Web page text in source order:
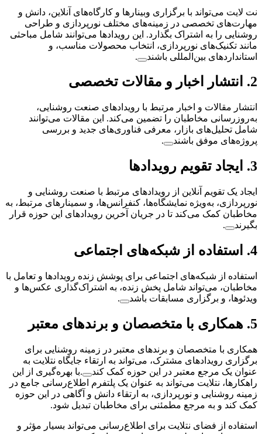
نت لایت می‌تواند با برگزاری وبینارها و کارگاه‌های آنلاین، دانش و
مهارت‌های تخصصی در زمینه‌های مختلف نورپردازی و طراحی
روشنایی را به اشتراک بگذارد. این رویدادها می‌توانند شامل مباحثی
مانند تکنیک‌های نورپردازی، انتخاب محصولات مناسب، و
استانداردهای بین‌المللی باشند
.
2. انتشار اخبار و مقالات تخصصی
انتشار مقالات و اخبار مرتبط با رویدادهای صنعت روشنایی،
به‌روزرسانی مخاطبان را تضمین می‌کند. این مقالات می‌توانند
شامل تحلیل‌های بازار، معرفی فناوری‌های جدید و بررسی
پروژه‌های موفق باشند
.
3. ایجاد تقویم رویدادها
ایجاد یک تقویم آنلاین از رویدادهای مرتبط با صنعت روشنایی و
نورپردازی، به‌ویژه نمایشگاه‌ها، کنفرانس‌ها، و سمینارهای مرتبط، به
مخاطبان کمک می‌کند تا در جریان آخرین رویدادهای این حوزه قرار
بگیرند
.
4. استفاده از شبکه‌های اجتماعی
استفاده از شبکه‌های اجتماعی برای پوشش زنده رویدادها و تعامل با
مخاطبان، می‌تواند شامل پخش زنده، به اشتراک‌گذاری عکس‌ها و
ویدئوها، و برگزاری مسابقات باشد
.
5. همکاری با متخصصان و برندهای معتبر
همکاری با متخصصان و برندهای معتبر در زمینه روشنایی برای
برگزاری رویدادهای مشترک، می‌تواند به ارتقاء جایگاه نتلایت به
عنوان یک مرجع معتبر در این حوزه کمک کند
.با بهره‌گیری از این
راهکارها، نتلایت می‌تواند به عنوان یک پلتفرم اطلاع‌رسانی جامع در
زمینه روشنایی و نورپردازی، به ارتقاء دانش و آگاهی در این حوزه
کمک کند و به مرجع مطمئنی برای مخاطبان تبدیل شود.
استفاده از فضای نتلایت برای اطلاع‌رسانی می‌تواند بسیار مؤثر و